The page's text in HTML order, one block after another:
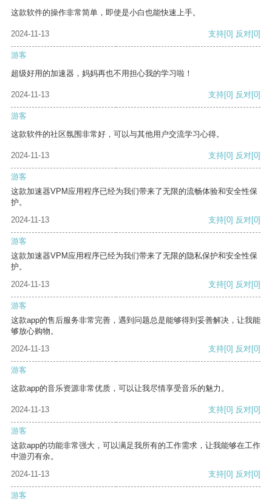
这款软件的操作非常简单，即使是小白也能快速上手。
2024-11-13 支持[0] 反对[0]
游客
超级好用的加速器，妈妈再也不用担心我的学习啦！
2024-11-13 支持[0] 反对[0]
游客
这款软件的社区氛围非常好，可以与其他用户交流学习心得。
2024-11-13 支持[0] 反对[0]
游客
这款加速器VPM应用程序已经为我们带来了无限的流畅体验和安全性保
护。
2024-11-13
支持[0] 反对[0]
游客
这款加速器VPM应用程序已经为我们带来了无限的隐私保护和安全性保
护。
2024-11-13
支持[0] 反对[0]
游客
这款app的售后服务非常完善，遇到问题总是能够得到妥善解决，让我能
够放心购物。
2024-11-13
支持[0] 反对[0]
游客
这款app的音乐资源非常优质，可以让我尽情享受音乐的魅力。
2024-11-13 支持[0] 反对[0]
游客
这款app的功能非常强大，可以满足我所有的工作需求，让我能够在工作
中游刃有余。
2024-11-13
支持[0] 反对[0]
游客